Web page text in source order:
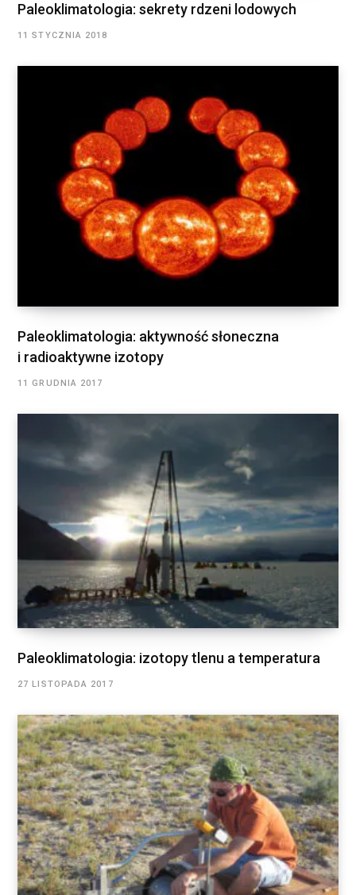
Paleoklimatologia: sekrety rdzeni lodowych
11 STYCZNIA 2018
Paleoklimatologia: aktywność słoneczna
i radioaktywne izotopy
11 GRUDNIA 2017
Paleoklimatologia: izotopy tlenu a temperatura
27 LISTOPADA 2017